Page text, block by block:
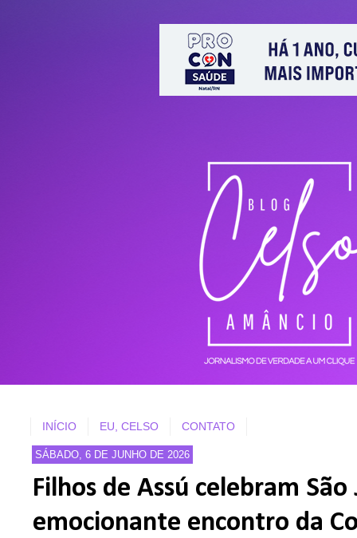
INÍCIO EU, CELSO CONTATO
SÁBADO, 6 DE JUNHO DE 2026
Filhos de Assú celebram
emocionante encontro da